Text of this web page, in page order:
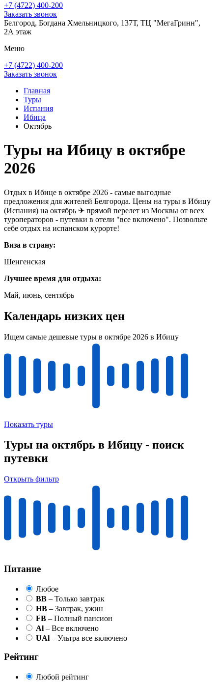
+7 (4722) 400-200
Заказать звонок
Белгород, Богдана Хмельницкого, 137Т, ТЦ "МегаГринн",
2А этаж
Меню
+7 (4722) 400-200
Заказать звонок
Главная
Туры
Испания
Ибица
Октябрь
Туры на Ибицу в октябре
2026
Отдых в Ибице в октябре 2026 - самые выгодные
предложения для жителей Белгорода. Цены на туры в Ибицу
(Испания) на октябрь ✈ прямой перелет из Москвы от всех
туроператоров - путевки в отели "все включено". Позвольте
себе отдых на испанском курорте!
Виза в страну:
Шенгенская
Лучшее время для отдыха:
Май, июнь, сентябрь
Календарь низких цен
Ищем самые дешевые туры в октябре 2026 в Ибицу
Показать туры
Туры на октябрь в Ибицу - поиск
путевки
Открыть фильтр
Питание
Любое
BB – Только завтрак
HB – Завтрак, ужин
FB – Полный пансион
Al – Все включено
UAl – Ультра все включено
Рейтинг
Любой рейтинг